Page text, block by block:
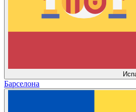
Барселона